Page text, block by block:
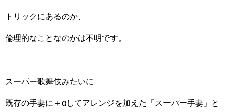
トリックにあるのか、
倫理的なことなのかは不明です。
スーパー歌舞伎みたいに
既存の手妻に＋αしてアレンジを加えた「スーパー手妻」と